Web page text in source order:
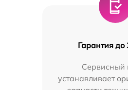
Гарантия до
Сервисный
устанавливает